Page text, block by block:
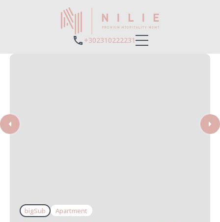
+302310222231
bigSub Apartment